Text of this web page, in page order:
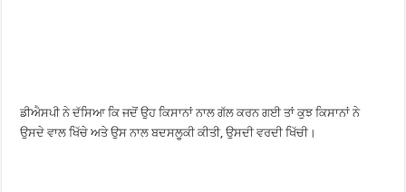
ਡੀਐਸਪੀ ਨੇ ਦੱਸਿਆ ਕਿ ਜਦੋਂ ਉਹ ਕਿਸਾਨਾਂ ਨਾਲ ਗੱਲ ਕਰਨ ਗਈ ਤਾਂ ਕੁਝ ਕਿਸਾਨਾਂ ਨੇ
ਉਸਦੇ ਵਾਲ ਖਿੱਚੇ ਅਤੇ ਉਸ ਨਾਲ ਬਦਸਲੂਕੀ ਕੀਤੀ, ਉਸਦੀ ਵਰਦੀ ਖਿੱਚੀ।